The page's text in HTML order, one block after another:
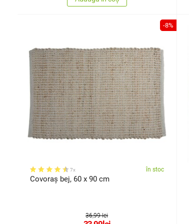
-8%
7x în stoc
Covoraș bej, 60 x 90 cm
36,99 lei